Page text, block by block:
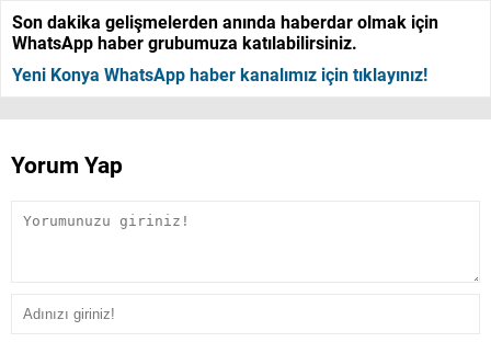
Son dakika gelişmelerden anında haberdar olmak için
WhatsApp haber grubumuza katılabilirsiniz.
Yeni Konya WhatsApp haber kanalımız için tıklayınız!
Yorum Yap